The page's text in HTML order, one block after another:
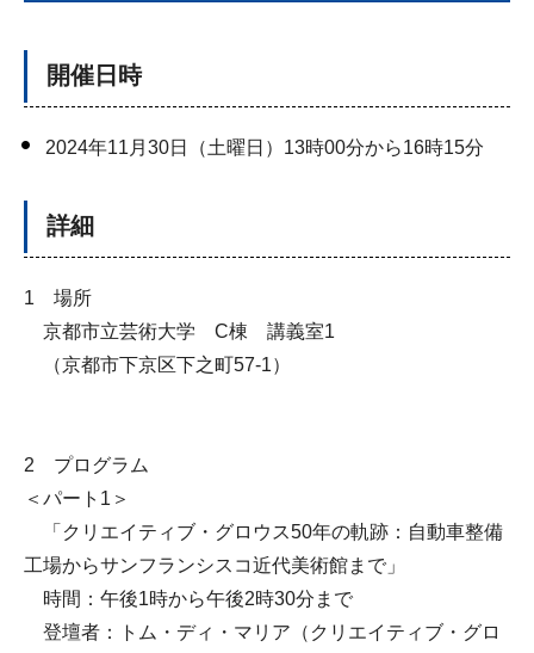
開催日時
2024年11月30日（土曜日）13時00分から16時15分
詳細
1 場所
京都市立芸術大学 C棟 講義室1
（京都市下京区下之町57-1）
2 プログラム
＜パート1＞
「クリエイティブ・グロウス50年の軌跡：自動車整備
工場からサンフランシスコ近代美術館まで」
時間：午後1時から午後2時30分まで
登壇者：トム・ディ・マリア（クリエイティブ・グロ